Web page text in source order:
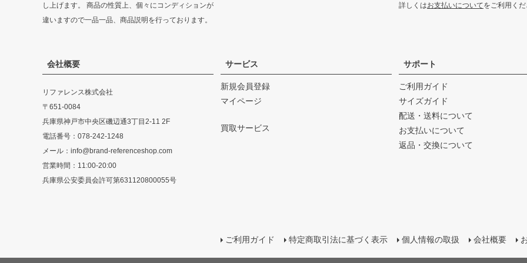
し上げます。 商品の性質上、個々にコンディションが
違いますので一品一品、商品説明を行っております。
詳しくはお支払いについてをご利用くだ
会社概要
リファレンス株式会社
〒651-0084
兵庫県神戸市中央区磯辺通3丁目2-11 2F
電話番号：078-242-1248
メール：info@brand-referenceshop.com
営業時間：11:00-20:00
兵庫県公安委員会許可第631120800055号
サービス
新規会員登録
マイページ
買取サービス
サポート
ご利用ガイド
サイズガイド
配送・送料について
お支払いについて
返品・交換について
ご利用ガイド 特定商取引法に基づく表示 個人情報の取扱 会社概要